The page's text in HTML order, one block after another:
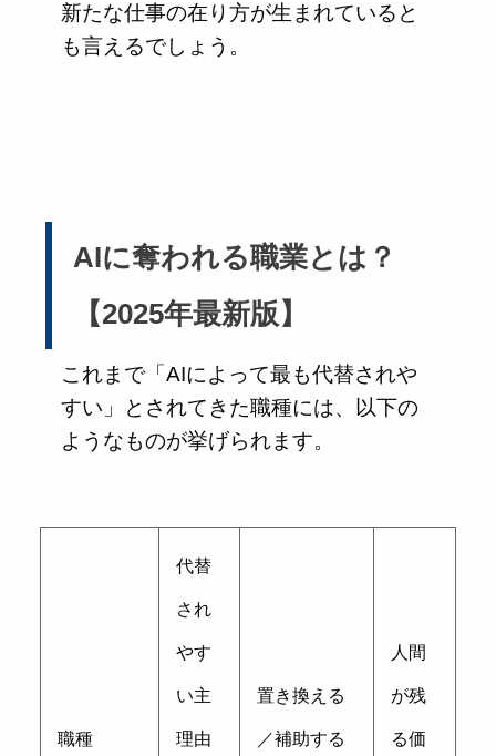
新たな仕事の在り方が生まれていると
も言えるでしょう。
AIに奪われる職業とは？
【2025年最新版】
これまで「AIによって最も代替されや
すい」とされてきた職種には、以下の
ようなものが挙げられます。
職種
代替
され
やす
い主
理由
置き換える
／補助する
人間
が残
る価